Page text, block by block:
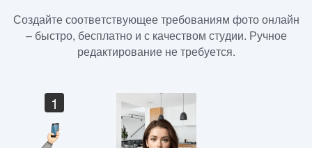
Создайте соответствующее требованиям фото онлайн
– быстро, бесплатно и с качеством студии. Ручное
редактирование не требуется.
1